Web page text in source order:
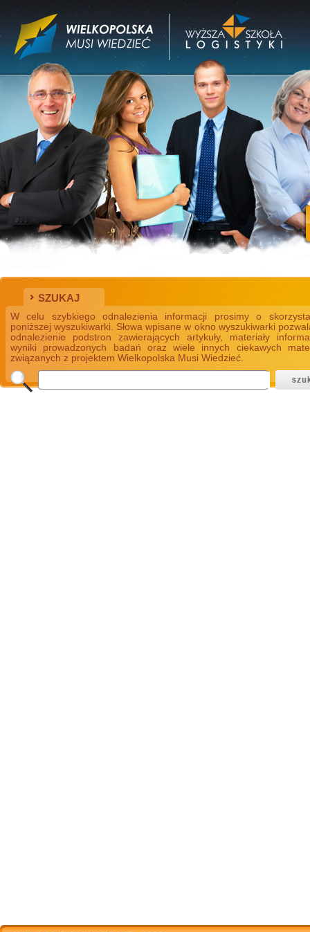
SZUKAJ
W celu szybkiego odnalezienia informacji prosimy o
poniższej wyszukiwarki. Słowa wpisane w okno wyszukiwarki
odnalezienie podstron zawierających artykuły, materiały
wyniki prowadzonych badań oraz wiele innych ciekawych
związanych z projektem Wielkopolska Musi Wiedzieć.